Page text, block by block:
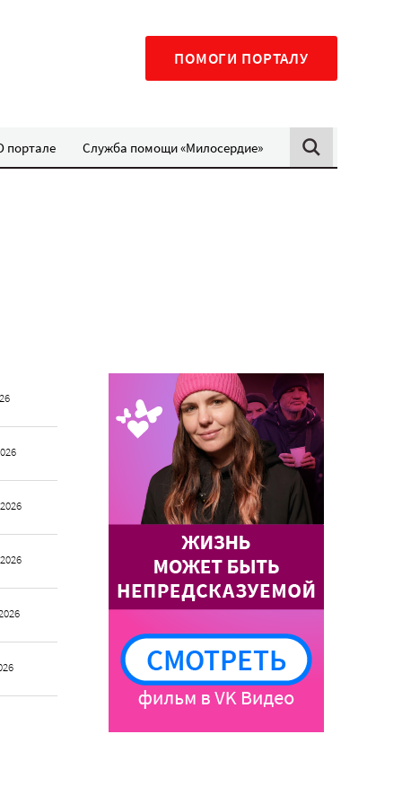
ПОМОГИ ПОРТАЛУ
портале Служба помощи «Милосердие»